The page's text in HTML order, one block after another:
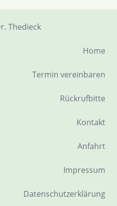
Thedieck
Home
Termin vereinbaren
Rückrufbitte
Kontakt
Anfahrt
Impressum
Datenschutzerklärung